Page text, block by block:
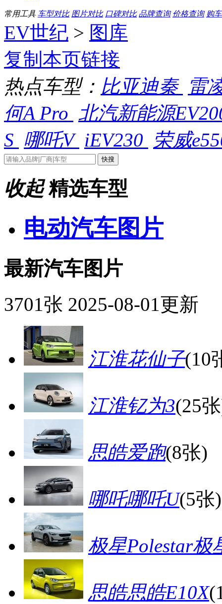
常用工具 车型对比 图片对比 口碑对比 品牌查询 价格查询 购
EV世纪 > 图库
复制本页链接
热点车型： 比亚迪秦 雷
何A Pro 北汽新能源
S 哪吒V iEV230 荣威
收起 精选车型
电动汽车图片
最新汽车图片
3701张 2025-08-01更新
江淮花仙子(10
江淮钇为3(25
思皓爱跑(8张)
哪吒哪吒U(5张)
极星Polestar极
思皓思皓E10X